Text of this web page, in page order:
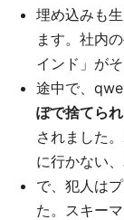
埋め込みも
ます。社内
インド」が
途中で、
ぽで捨てら
されました
に行かない、
で、犯人は
た。スキー